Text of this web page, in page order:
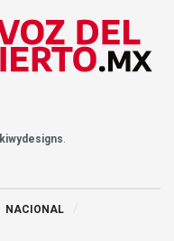
kiwydesigns.
NACIONAL